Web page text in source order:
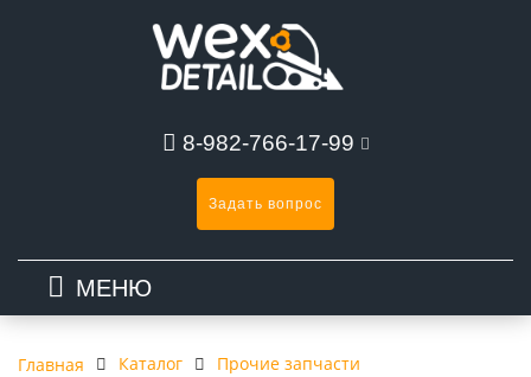
8-982-766-17-99
Задать вопрос
МЕНЮ
Главная Каталог
Прочие запчасти